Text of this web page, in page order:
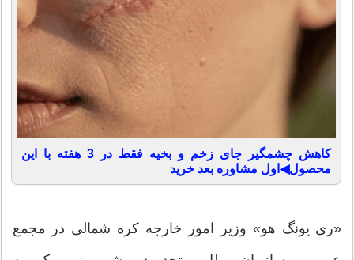
کاهش چشمگیر جای زخم و بخیه فقط در 3 هفته با این
محصول◀اول مشاوره بعد خرید
«ری یونگ هو» وزیر امور خارجه کره شمالی در مجمع